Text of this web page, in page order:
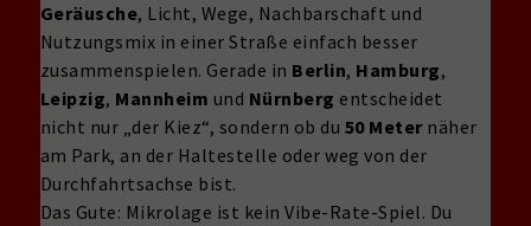
Geräusche, Licht, Wege, Nachbarschaft und
Nutzungsmix in einer Straße einfach besser
zusammenspielen. Gerade in Berlin, Hamburg,
Leipzig, Mannheim und Nürnberg entscheidet
nicht nur „der Kiez“, sondern ob du 50 Meternäher
am Park, an der Haltestelle oder weg von der
Durchfahrtsachse bist.
Das Gute: Mikrolage ist kein Vibe-Rate-Spiel. Du